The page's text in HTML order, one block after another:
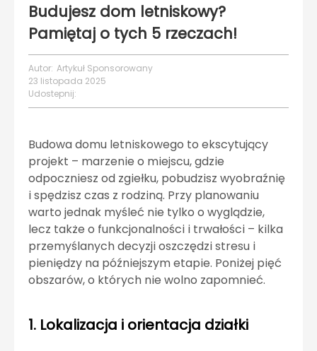
Budujesz dom letniskowy?
Pamiętaj o tych 5 rzeczach!
Autor: Artykuł Sponsorowany
23 listopada 2025
Udostepnij:
Budowa domu letniskowego to ekscytujący
projekt – marzenie o miejscu, gdzie
odpoczniesz od zgiełku, pobudzisz wyobraźnię
i spędzisz czas z rodziną. Przy planowaniu
warto jednak myśleć nie tylko o wyglądzie,
lecz także o funkcjonalności i trwałości – kilka
przemyślanych decyzji oszczędzi stresu i
pieniędzy na późniejszym etapie. Poniżej pięć
obszarów, o których nie wolno zapomnieć.
1. Lokalizacja i orientacja działki